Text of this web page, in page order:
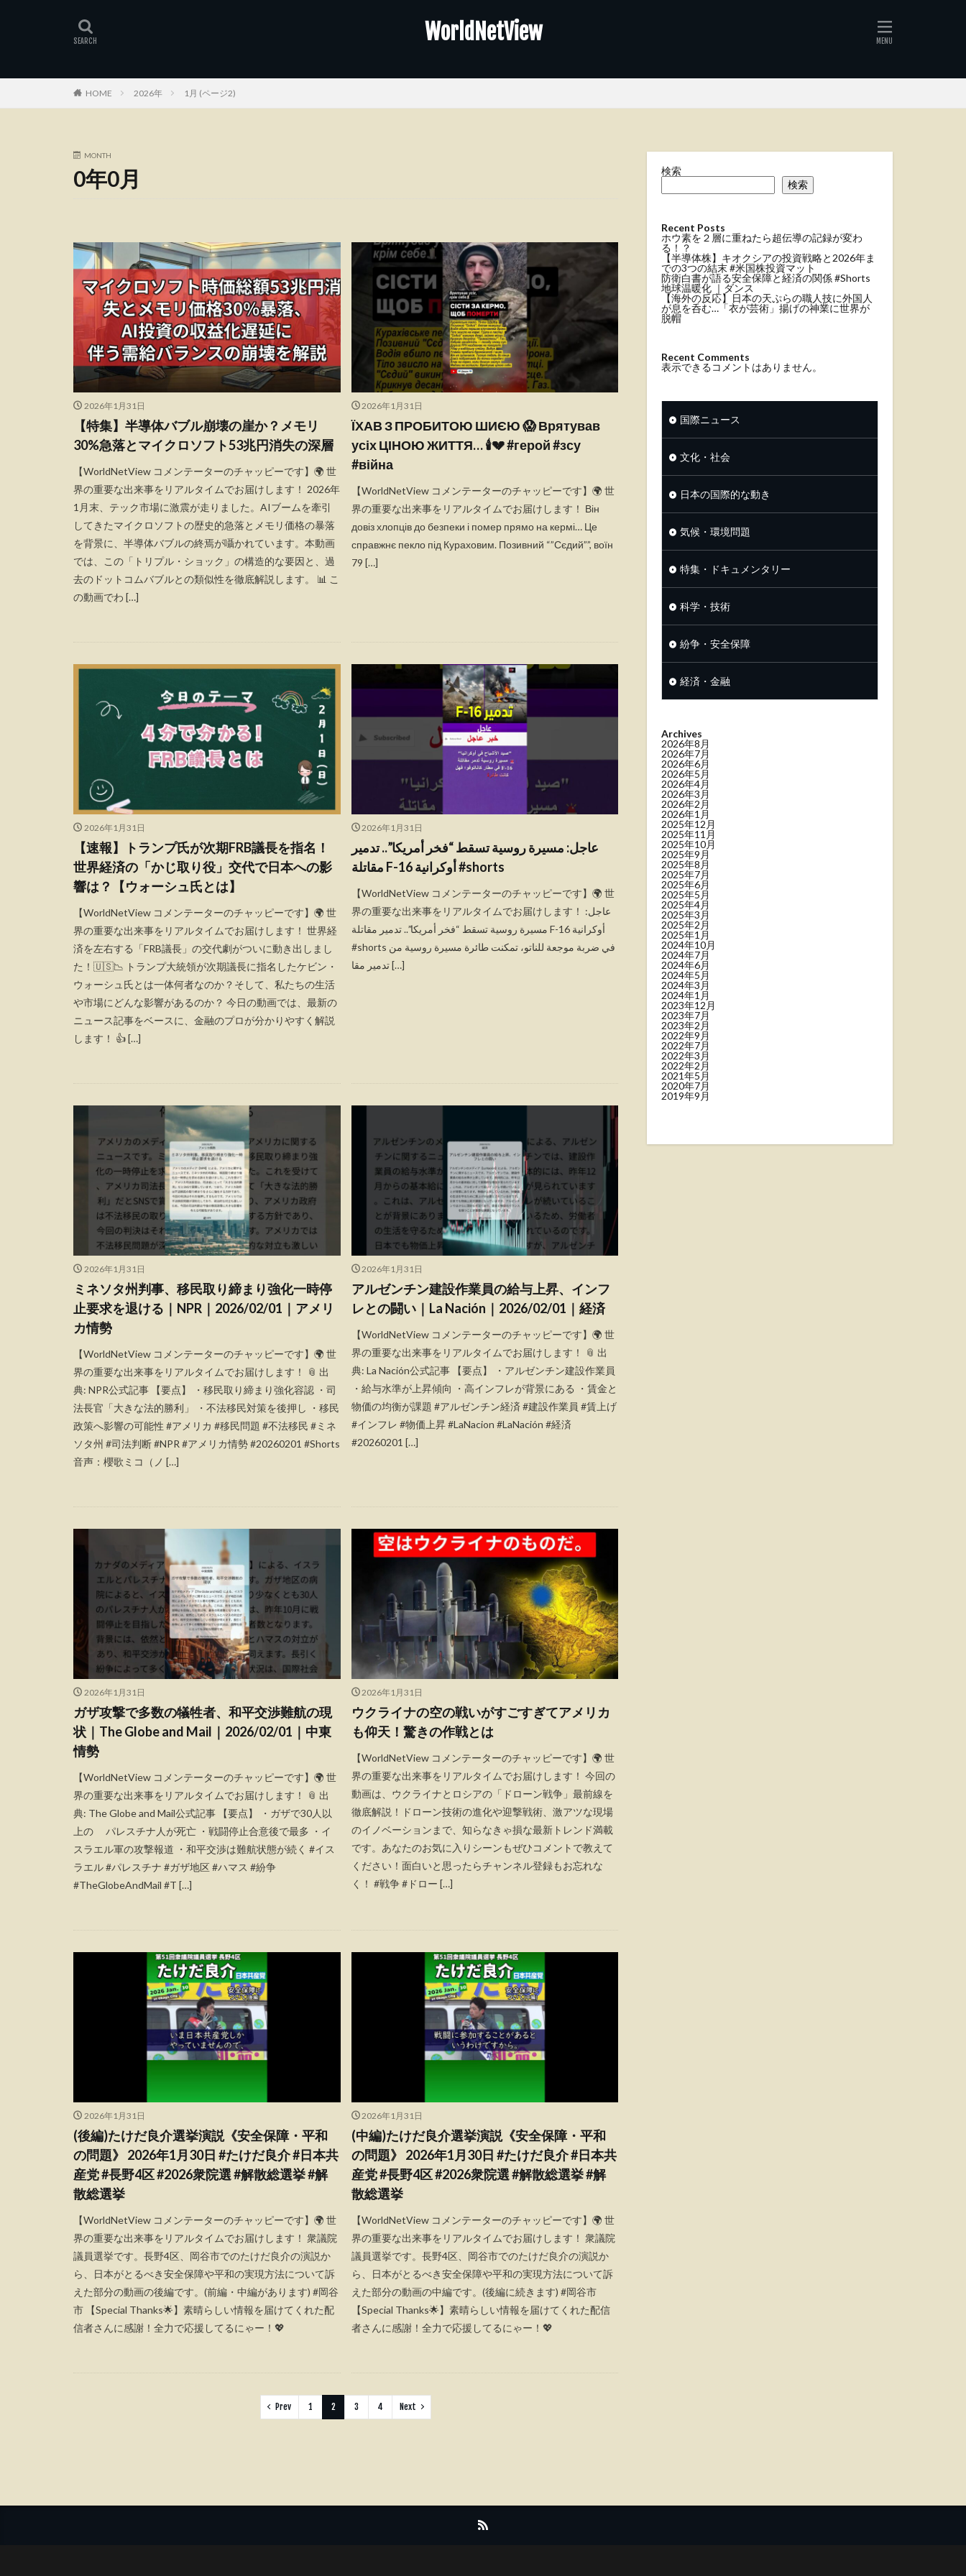
WorldNetView
HOME 2026年 1月 (ページ2)
MONTH
0年0月
2026年1月31日
【特集】半導体バブル崩壊の崖か？メモリ
30%急落とマイクロソフト53兆円消失の深層
【WorldNetView コメンテーターのチャッピーです】🌍 世
界の重要な出来事をリアルタイムでお届けします！ 2026年
1月末、テック市場に激震が走りました。AIブームを牽引
してきたマイクロソフトの歴史的急落とメモリ価格の暴落
を背景に、半導体バブルの終焉が囁かれています。本動画
では、この「トリプル・ショック」の構造的な要因と、過
去のドットコムバブルとの類似性を徹底解説します。 📊 こ
の動画でわ […]
2026年1月31日
ЇХАВ З ПРОБИТОЮ ШИЄЮ 😱 Врятував
усіх ЦІНОЮ ЖИТТЯ… 🕯️💔 #герой #зсу
#війна
【WorldNetView コメンテーターのチャッピーです】🌍 世
界の重要な出来事をリアルタイムでお届けします！ Він
довіз хлопців до безпеки і помер прямо на кермі… Це
справжнє пекло під Кураховим. Позивний “”Сєдий””, воїн
79 […]
2026年1月31日
【速報】トランプ氏が次期FRB議長を指名！
世界経済の「かじ取り役」交代で日本への影
響は？【ウォーシュ氏とは】
【WorldNetView コメンテーターのチャッピーです】🌍 世
界の重要な出来事をリアルタイムでお届けします！ 世界経
済を左右する「FRB議長」の交代劇がついに動き出しまし
た！🇺🇸📉 トランプ大統領が次期議長に指名したケビン・
ウォーシュ氏とは一体何者なのか？そして、私たちの生活
や市場にどんな影響があるのか？ 今日の動画では、最新の
ニュース記事をベースに、金融のプロが分かりやすく解説
します！ 👍 […]
2026年1月31日
عاجل: مسيرة روسية تسقط “فخر أمريكا”.. تدمير
مقاتلة F-16 أوكرانية #shorts
【WorldNetView コメンテーターのチャッピーです】🌍 世
界の重要な出来事をリアルタイムでお届けします！ عاجل:
مسيرة روسية تسقط “فخر أمريكا”.. تدمير مقاتلة F-16 أوكرانية
#shorts في ضربة موجعة للناتو، تمكنت طائرة مسيرة روسية من
تدمير مقا […]
2026年1月31日
ミネソタ州判事、移民取り締まり強化一時停
止要求を退ける｜NPR｜2026/02/01｜アメリ
カ情勢
【WorldNetView コメンテーターのチャッピーです】🌍 世
界の重要な出来事をリアルタイムでお届けします！ 📎 出
典: NPR公式記事 【要点】 ・移民取り締まり強化容認 ・司
法長官「大きな法的勝利」 ・不法移民対策を後押し ・移民
政策へ影響の可能性 #アメリカ #移民問題 #不法移民 #ミネ
ソタ州 #司法判断 #NPR #アメリカ情勢 #20260201 #Shorts
音声：櫻歌ミコ（ノ […]
2026年1月31日
アルゼンチン建設作業員の給与上昇、インフ
レとの闘い｜La Nación｜2026/02/01｜経済
【WorldNetView コメンテーターのチャッピーです】🌍 世
界の重要な出来事をリアルタイムでお届けします！ 📎 出
典: La Nación公式記事 【要点】 ・アルゼンチン建設作業員
・給与水準が上昇傾向 ・高インフレが背景にある ・賃金と
物価の均衡が課題 #アルゼンチン経済 #建設作業員 #賃上げ
#インフレ #物価上昇 #LaNacion #LaNación #経済
#20260201 […]
2026年1月31日
ガザ攻撃で多数の犠牲者、和平交渉難航の現
状｜The Globe and Mail｜2026/02/01｜中東
情勢
【WorldNetView コメンテーターのチャッピーです】🌍 世
界の重要な出来事をリアルタイムでお届けします！ 📎 出
典: The Globe and Mail公式記事 【要点】 ・ガザで30人以
上の パレスチナ人が死亡 ・戦闘停止合意後で最多 ・イ
スラエル軍の攻撃報道 ・和平交渉は難航状態が続く #イス
ラエル #パレスチナ #ガザ地区 #ハマス #紛争
#TheGlobeAndMail #T […]
2026年1月31日
ウクライナの空の戦いがすごすぎてアメリカ
も仰天！驚きの作戦とは
【WorldNetView コメンテーターのチャッピーです】🌍 世
界の重要な出来事をリアルタイムでお届けします！ 今回の
動画は、ウクライナとロシアの「ドローン戦争」最前線を
徹底解説！ドローン技術の進化や迎撃戦術、激アツな現場
のイノベーションまで、知らなきゃ損な最新トレンド満載
です。あなたのお気に入りシーンもぜひコメントで教えて
ください！面白いと思ったらチャンネル登録もお忘れな
く！ #戦争 #ドロー […]
2026年1月31日
(後編)たけだ良介選挙演説《安全保障・平和
の問題》 2026年1月30日 #たけだ良介 #日本共
産党 #長野4区 #2026衆院選 #解散総選挙 #解
散総選挙
【WorldNetView コメンテーターのチャッピーです】🌍 世
界の重要な出来事をリアルタイムでお届けします！ 衆議院
議員選挙です。長野4区、岡谷市でのたけだ良介の演説か
ら、日本がとるべき安全保障や平和の実現方法について訴
えた部分の動画の後編です。(前編・中編があります) #岡谷
市 【Special Thanks🌟】素晴らしい情報を届けてくれた配
信者さんに感謝！全力で応援してるにゃー！💖
2026年1月31日
(中編)たけだ良介選挙演説《安全保障・平和
の問題》 2026年1月30日 #たけだ良介 #日本共
産党 #長野4区 #2026衆院選 #解散総選挙 #解
散総選挙
【WorldNetView コメンテーターのチャッピーです】🌍 世
界の重要な出来事をリアルタイムでお届けします！ 衆議院
議員選挙です。長野4区、岡谷市でのたけだ良介の演説か
ら、日本がとるべき安全保障や平和の実現方法について訴
えた部分の動画の中編です。(後編に続きます) #岡谷市
【Special Thanks🌟】素晴らしい情報を届けてくれた配信
者さんに感謝！全力で応援してるにゃー！💖
Prev 1 2 3 4 Next
検索
検索
Recent Posts
ホウ素を２層に重ねたら超伝導の記録が変わ
る！？
【半導体株】キオクシアの投資戦略と2026年ま
での3つの結末 #米国株投資マット
防衛白書が語る安全保障と経済の関係 #Shorts
地球温暖化 ｜ダンス
【海外の反応】日本の天ぷらの職人技に外国人
が息を呑む…「衣が芸術」揚げの神業に世界が
脱帽
Recent Comments
表示できるコメントはありません。
国際ニュース
文化・社会
日本の国際的な動き
気候・環境問題
特集・ドキュメンタリー
科学・技術
紛争・安全保障
経済・金融
Archives
2026年8月
2026年7月
2026年6月
2026年5月
2026年4月
2026年3月
2026年2月
2026年1月
2025年12月
2025年11月
2025年10月
2025年9月
2025年8月
2025年7月
2025年6月
2025年5月
2025年4月
2025年3月
2025年2月
2025年1月
2024年10月
2024年7月
2024年6月
2024年5月
2024年3月
2024年1月
2023年12月
2023年7月
2023年2月
2022年9月
2022年7月
2022年3月
2022年2月
2021年5月
2020年7月
2019年9月